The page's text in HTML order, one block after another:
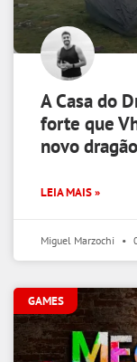
A Casa do
forte que
novo dragão
LEIA MAIS »
Miguel Marzochi
GAMES